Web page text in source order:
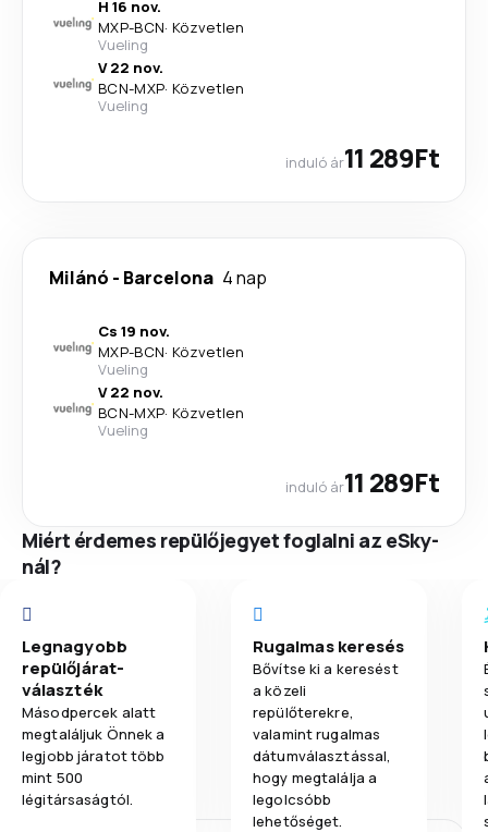
H 16 nov.
MXP-BCN· Közvetlen
Vueling
V 22 nov.
BCN-MXP· Közvetlen
Vueling
induló ár11 289Ft
Milánó - Barcelona 4 nap
Cs 19 nov.
MXP-BCN· Közvetlen
Vueling
V 22 nov.
BCN-MXP· Közvetlen
Vueling
induló ár11 289Ft
Miért érdemes repülőjegyet foglalni az eSky-
nál?
Legnagyobb
repülőjárat-
választék
Másodpercek alatt
megtaláljuk Önnek a
legjobb járatot több
mint 500
légitársaságtól.
Rugalmas keresés
Bővítse ki a keresést
a közeli
repülőterekre,
valamint rugalmas
dátumválasztással,
hogy megtalálja a
legolcsóbb
lehetőséget.